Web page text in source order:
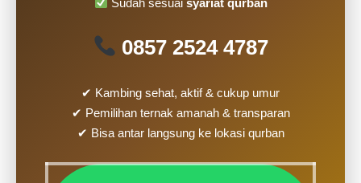
0857 2524 4787
✔ Kambing sehat, aktif & cukup umur
✔ Pemilihan ternak amanah & transparan
✔ Bisa antar langsung ke lokasi qurban